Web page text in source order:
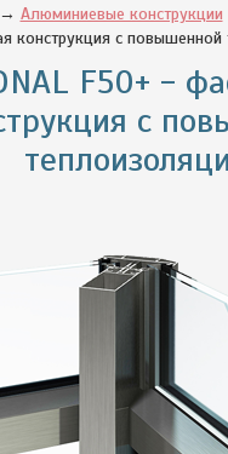
→ Алюминиевые конструкции
конструкция с повышенной
F50+ -
с